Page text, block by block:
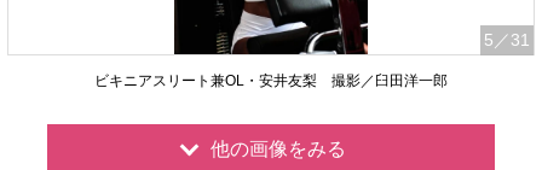
5 ／31
ビキニアスリート兼OL・安井友梨 撮影／臼田洋一郎
他の画像をみる